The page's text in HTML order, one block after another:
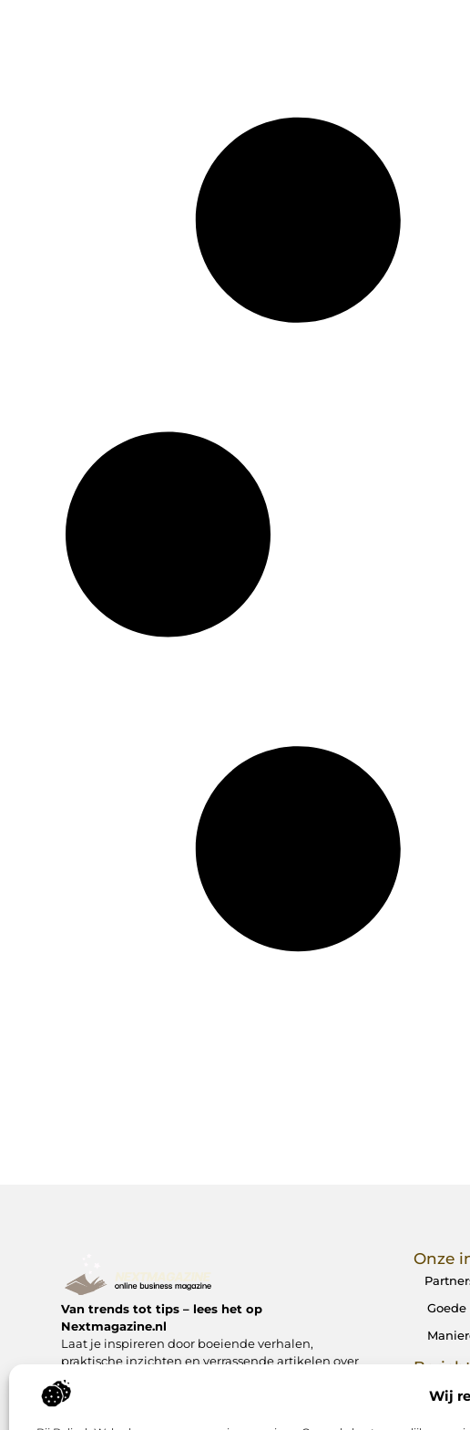
Wij
Van trends tot tips – lees het op
Nextmagazine.nl
Laat je inspireren door boeiende verhalen,
praktische inzichten en verrassende artikelen over
het leven van alledag en meer.
Onze